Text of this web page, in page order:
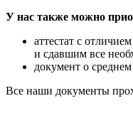
У нас также можно
аттестат с
и сдавшим все
документ о
Все наши документы